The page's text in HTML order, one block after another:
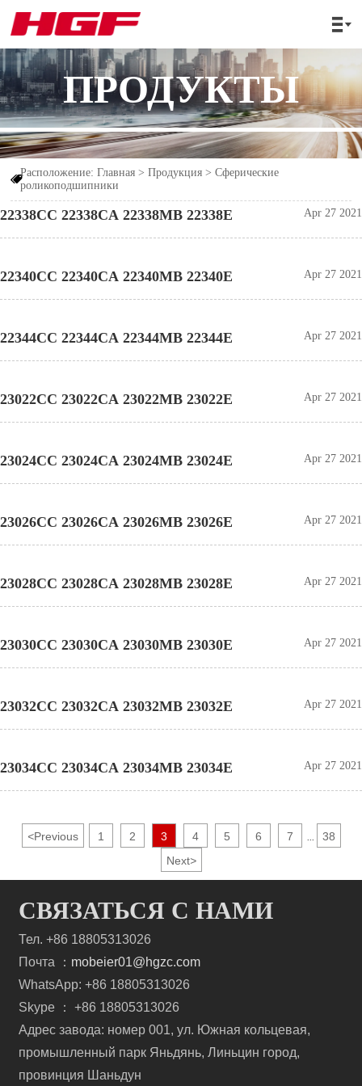

ПРОДУКТЫ

Расположение:Главная >Продукция >Сферические
роликоподшипники
22338CC 22338CA 22338MB 22338E Apr 27 2021
22340CC 22340CA 22340MB 22340E Apr 27 2021
22344CC 22344CA 22344MB 22344E Apr 27 2021
23022CC 23022CA 23022MB 23022E Apr 27 2021
23024CC 23024CA 23024MB 23024E Apr 27 2021
23026CC 23026CA 23026MB 23026E Apr 27 2021
23028CC 23028CA 23028MB 23028E Apr 27 2021
23030CC 23030CA 23030MB 23030E Apr 27 2021
23032CC 23032CA 23032MB 23032E Apr 27 2021
23034CC 23034CA 23034MB 23034E Apr 27 2021
<Previous 1 2 3 4 5 6 7
38
Next>
СВЯЗАТЬСЯ С НАМИ
Тел. +86 18805313026
Почта ： mobeier01@hgzc.com
WhatsApp: +86 18805313026
Skype ： +86 18805313026
Адрес завода: номер 001, ул. Южная кольцевая,
промышленный парк Яньдянь, Линьцин город,
провинция Шаньдун